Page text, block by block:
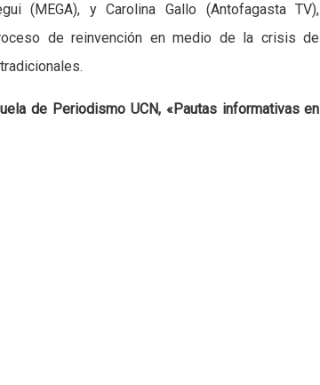
(MEGA), y Carolina Gallo (Antofagasta TV),
de reinvención en medio de la crisis de
de Periodismo UCN, «Pautas informativas en